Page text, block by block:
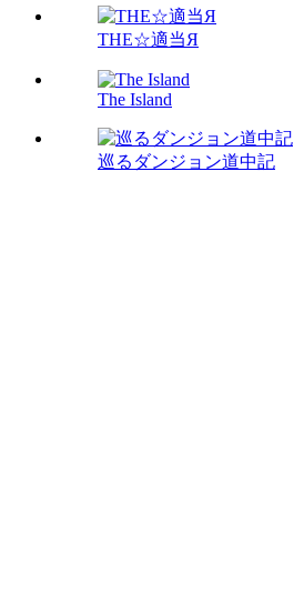
THE☆適当Я
The Island
巡るダンジョン道中記